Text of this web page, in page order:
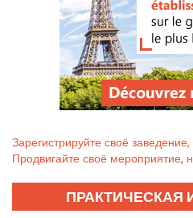
Зарегистрируйте своё
Продвигайте своё мероприятие,